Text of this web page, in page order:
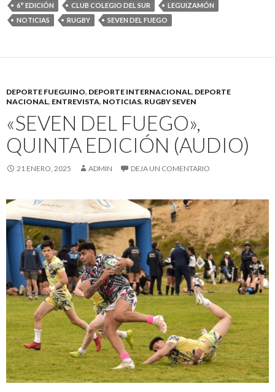
6° EDICIÓN CLUB COLEGIO DEL SUR
LEGUIZAMÓN
NOTICIAS
RUGBY SEVEN DEL FUEGO
DEPORTE FUEGUINO, DEPORTE INTERNACIONAL, DEPORTE
NACIONAL, ENTREVISTA, NOTICIAS, RUGBY SEVEN
«SEVEN DEL FUEGO»,
QUINTA EDICIÓN (AUDIO)
21 ENERO, 2025 ADMIN DEJA UN COMENTARIO